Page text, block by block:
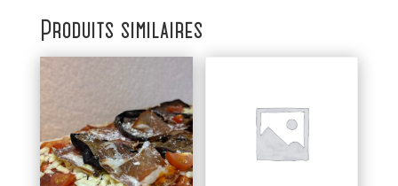
Produits similaires